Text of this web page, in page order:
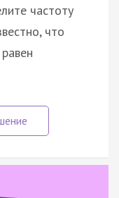
частоту
что